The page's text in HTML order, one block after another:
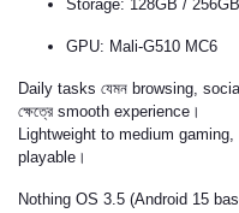
Storage: 128GB / 256GB
GPU: Mali-G510 MC6
Daily tasks যেমন browsing,
ক্ষেত্রে smooth experience।
Lightweight to medium
playable।
Nothing OS 3.5 (Android 15